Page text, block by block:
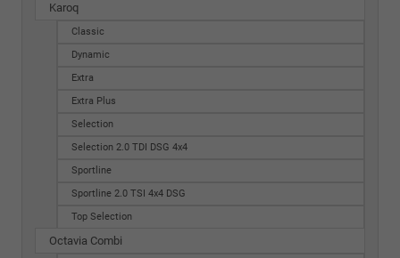
Karoq
Classic
Dynamic
Extra
Extra Plus
Selection
Selection 2.0 TDI DSG 4x4
Sportline
Sportline 2.0 TSI 4x4 DSG
Top Selection
Octavia Combi